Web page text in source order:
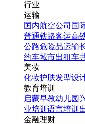
行业
运输
国内航空公司 国
普通铁路客运高
公路危险品运输
约车城市出租车
美妆
化妆护肤发型设
教育培训
启蒙早教幼儿园
业培训 语言培训
金融理财